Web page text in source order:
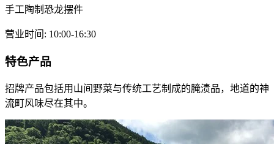
手工陶制恐龙摆件
营业时间 : 10:00-16:30
特色产品
招牌产品包括用山间野菜与传统工艺制成的腌渍品，地道的神
流町风味尽在其中。